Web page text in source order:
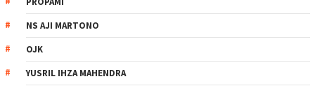
NS AJI MARTONO
OJK
YUSRIL IHZA MAHENDRA